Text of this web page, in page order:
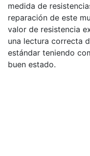
medida de
reparación de este
valor de resistencia
una lectura correcta
estándar teniendo
buen estado.